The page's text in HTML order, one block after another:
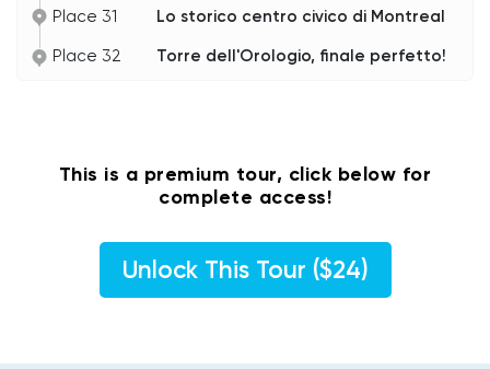
Place 31 Lo storico centro civico di Montreal
Place 32 Torre dell'Orologio, finale perfetto!
This is a premium tour, click below for
complete access!
Unlock This Tour ($24)